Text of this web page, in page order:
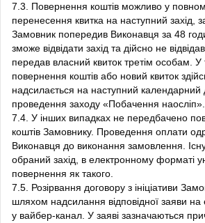
7.3. Повернення коштів можливо у
перенесення квитка на наступний захід,
Замовник попередив Виконавця за 48
зможе відвідати захід та дійсно не
передав власний квиток третім особам. У
повернення коштів або новий квиток
надсилається на наступний календарний
проведення заходу «Побачення наосліп».
7.4. У інших випадках не передбачено
коштів Замовнику. Проведення оплати
Виконавця до виконання замовлення.
обраний захід, в електронному форматі
повернення як такого.
7.5. Розірвання договору з ініціативи
шляхом надсилання відповідної заяви
у вайбер-канал. У заяві зазначаються